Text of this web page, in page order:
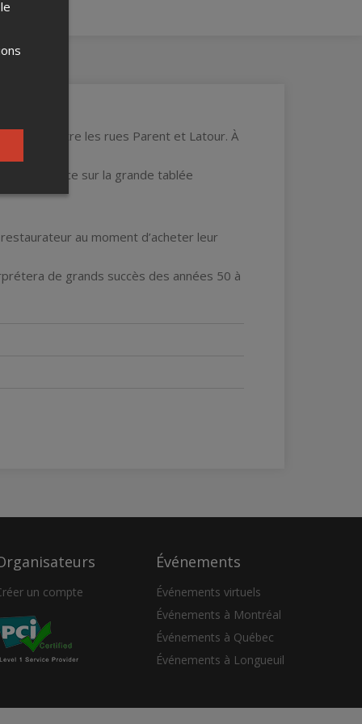
entre les rues Parent et Latour. À
place sur la grande tablée
au moment d’acheter leur
de grands succès des années 50 à
un compte
Événements
Événements virtuels
Événements à Montréal
Événements à Québec
Événements à Longueuil